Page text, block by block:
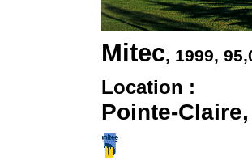
Mitec, 1999,
Location :
Pointe-